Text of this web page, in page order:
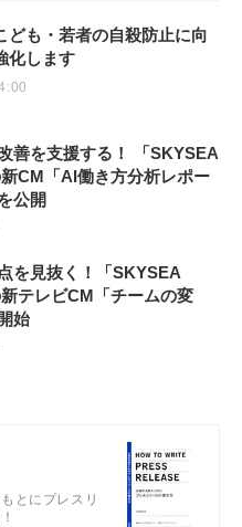
ども・若者の自殺防止に向
化します
善を支援する！ 「SKYSEA
CM「AI働き方分析レポー
公開
を見抜く！「SKYSEA
テレビCM「チームの変
始
とにプレスリ